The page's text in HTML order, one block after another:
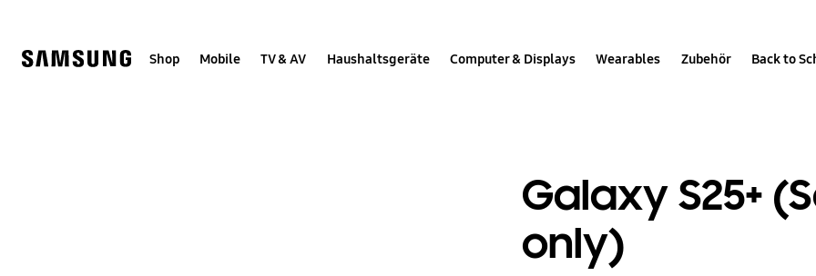
help
Shop Mobile TV & AV Haushaltsgeräte Computer & Displays Wearables Zubehör Back to
Galaxy S25+
only)